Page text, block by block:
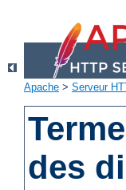
Apache > Serveur
des